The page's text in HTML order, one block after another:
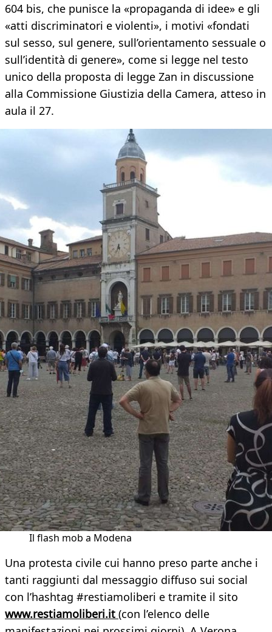
604 bis, che punisce la «propaganda di idee» e gli
«atti discriminatori e violenti», i motivi «fondati
sul sesso, sul genere, sull’orientamento sessuale o
sull’identità di genere», come si legge nel testo
unico della proposta di legge Zan in discussione
alla Commissione Giustizia della Camera, atteso in
aula il 27.
Il flash mob a Modena
Una protesta civile cui hanno preso parte anche i
tanti raggiunti dal messaggio diffuso sui social
con l’hashtag #restiamoliberi e tramite il sito
www.restiamoliberi.it (con l’elenco delle